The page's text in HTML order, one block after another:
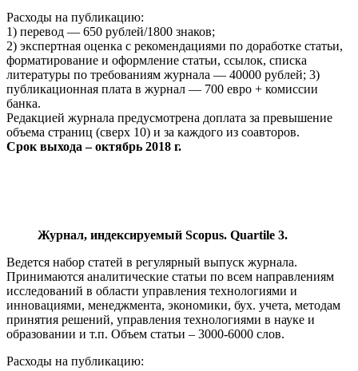
Расходы на публикацию:
1) перевод — 650 рублей/1800 знаков;
2) экспертная оценка с рекомендациями по доработке статьи,
форматирование и оформление статьи, ссылок, списка
литературы по требованиям журнала — 40000 рублей; 3)
публикационная плата в журнал — 700 евро + комиссии
банка.
Редакцией журнала предусмотрена доплата за превышение
объема страниц (сверх 10) и за каждого из соавторов.
Срок выхода – октябрь 2018 г.
Журнал, индексируемый Scopus. Quartile 3.
Ведется набор статей в регулярный выпуск журнала.
Принимаются аналитические статьи по всем направлениям
исследований в области управления технологиями и
инновациями, менеджмента, экономики, бух. учета, методам
принятия решений, управления технологиями в науке и
образовании и т.п. Объем статьи – 3000-6000 слов.
Расходы на публикацию: